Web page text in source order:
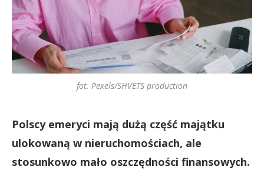
fot. Pexels/SHVETS production
Polscy emeryci mają dużą część majątku
ulokowaną w nieruchomościach, ale
stosunkowo mało oszczędności finansowych.